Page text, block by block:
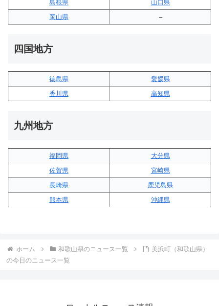
島根県
山口県
岡山県
–
四国地方
徳島県
愛媛県
香川県
高知県
九州地方
福岡県
大分県
佐賀県
宮崎県
長崎県
鹿児島県
熊本県
沖縄県
ホーム 和歌山県のニュース一覧
美浜町（和歌山県）
の今日のニュース一覧